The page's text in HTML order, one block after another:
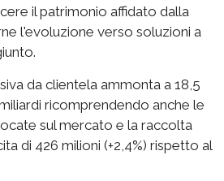
il patrimonio affidato dalla
l'evoluzione verso soluzioni a
da clientela ammonta a 18,5
ricomprendendo anche le
sul mercato e la raccolta
di 426 milioni (+2,4%) rispetto al